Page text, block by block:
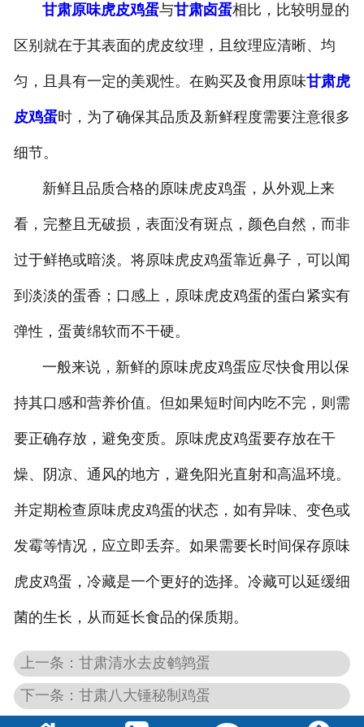
- 甘肃蜜汁味卤蛋
甘肃原味虎皮鸡蛋与甘肃卤蛋相比，比较明显的
区别就在于其表面的虎皮纹理，且纹理应清晰、均
匀，且具有一定的美观性。在购买及食用原味甘肃虎
皮鸡蛋时，为了确保其品质及新鲜程度需要注意很多
细节。
新鲜且品质合格的原味虎皮鸡蛋，从外观上来
看，完整且无破损，表面没有斑点，颜色自然，而非
过于鲜艳或暗淡。将原味虎皮鸡蛋靠近鼻子，可以闻
到淡淡的蛋香；口感上，原味虎皮鸡蛋的蛋白紧实有
弹性，蛋黄绵软而不干硬。
一般来说，新鲜的原味虎皮鸡蛋应尽快食用以保
持其口感和营养价值。但如果短时间内吃不完，则需
要正确存放，避免变质。原味虎皮鸡蛋要存放在干
燥、阴凉、通风的地方，避免阳光直射和高温环境。
并定期检查原味虎皮鸡蛋的状态，如有异味、变色或
发霉等情况，应立即丢弃。如果需要长时间保存原味
虎皮鸡蛋，冷藏是一个更好的选择。冷藏可以延缓细
菌的生长，从而延长食品的保质期。
上一条：甘肃清水去皮鹌鹑蛋
下一条：甘肃八大锤秘制鸡蛋